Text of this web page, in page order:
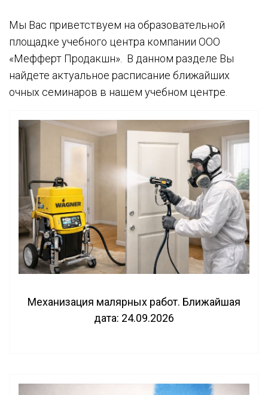
Мы Вас приветствуем на образовательной
площадке учебного центра компании ООО
«Мефферт Продакшн». В данном разделе Вы
найдете актуальное расписание ближайших
очных семинаров в нашем учебном центре.
Механизация малярных работ. Ближайшая
дата: 24.09.2026